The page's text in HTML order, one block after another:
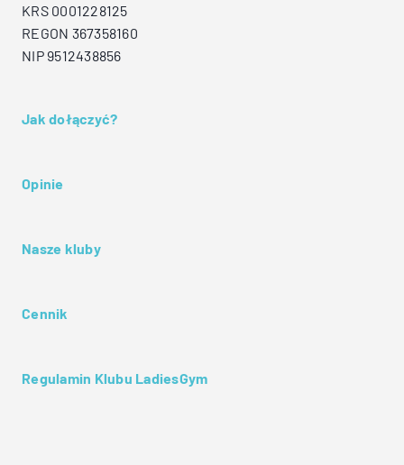
KRS 0001228125
REGON 367358160
NIP 9512438856
Jak dołączyć?
Opinie
Nasze kluby
Cennik
Regulamin Klubu LadiesGym